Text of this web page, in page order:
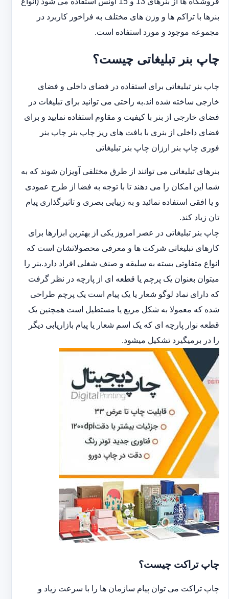
بنرها با تراکم ها و وزن های مختلف به فراخور کاربرد در
‏مجموعه موجود و مورد استفاده است.
چاپ بنر تبلیغاتی چیست؟
چاپ بنر تبلیغاتی برای استفاده در فضای داخلی و فضای
خارجی ساخته شده اند.به راحتی می توانید برای تبلیغات در
فضای خارجی از بنر با کیفیت و مقاوم استفاده نمایید و برای
فضای داخلی از بنری با بافت های ریز چاپ بنر چاپ بنر
فوری چاپ بنر ارزان چاپ بنر تبلیغاتی
بنرهای تبلیغاتی می توانند از طرق مختلفی آویزان شوند که به
شما این امکان را می دهند تا با توجه به فضا از طرح عمودی
و یا افقی استفاده نمائید و به زییایی بصری و تاثیرگذاری پیام
تان زیاد کند.
چاپ بنر تبلیغاتی در عصر امروز یکی از بهترین ابزارها برای
کارهای تبلیغاتی شرکت ها و معرفی محصولاتشان است که
انواع متفاوتی بسته به سلیقه و صنف شغلی افراد دارد.بنر را
میتوان بعنوان یک پرچم یا قطعه ای از پارچه در نظر گرفت
که دارای نماد لوگو شعار یا یک پیام است یک پرچم طراحی
شده که معمولا به شکل مربع یا مستطیل است همچنین یک
قطعه نوار پارچه ای که یک اسم شعار یا پیام بازاریابی دیگر
را در برمیگیرد تشکیل میشود.
چاپ تراکت چیست؟
چاپ تراکت می توان پیام سازمان ها را با سرعت زیاد و